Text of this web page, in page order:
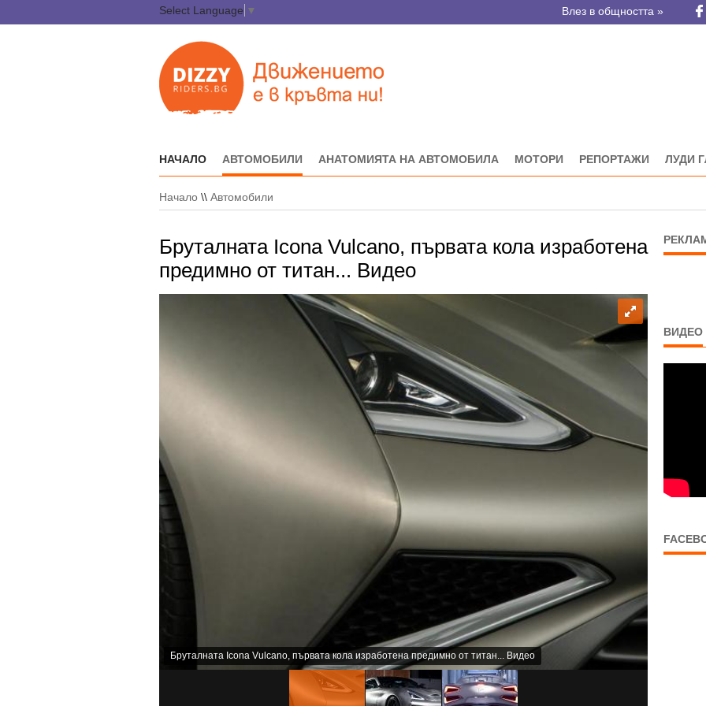
Select Language ▼ Влез в общността »
НАЧАЛО АВТОМОБИЛИ АНАТОМИЯТА НА АВТОМОБИЛА МОТОРИ РЕПОРТАЖИ ЛУДИ
Начало \\ Автомобили
Бруталната Icona Vulcano, първата кола изработена
предимно от титан... Видео
Бруталната Icona Vulcano, първата кола изработена предимно от титан... Видео
ВИДЕО